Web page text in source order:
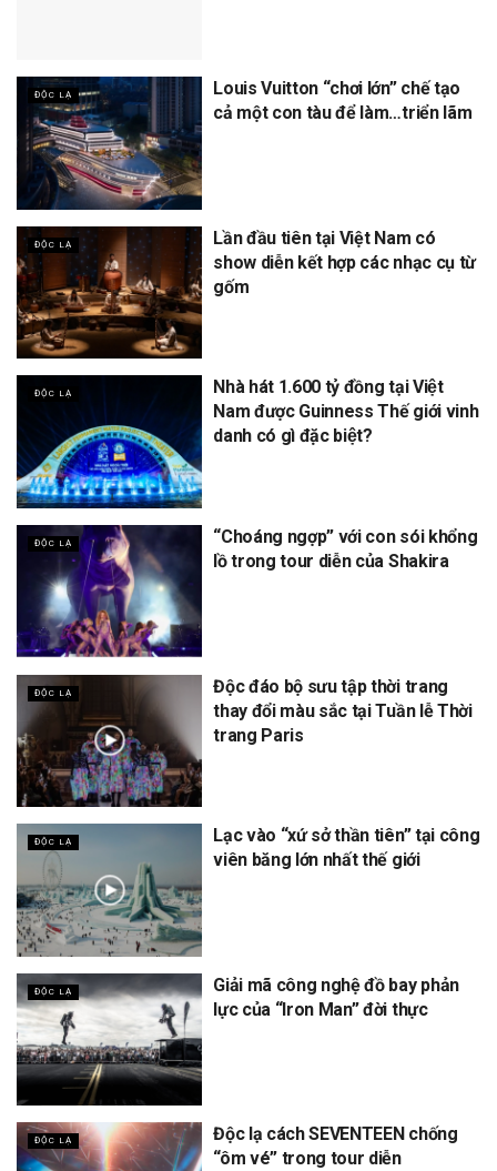
ĐỘC LẠ
Louis Vuitton “chơi lớn” chế tạo
cả một con tàu để làm…triển lãm
ĐỘC LẠ
Lần đầu tiên tại Việt Nam có
show diễn kết hợp các nhạc cụ từ
gốm
ĐỘC LẠ
Nhà hát 1.600 tỷ đồng tại Việt
Nam được Guinness Thế giới vinh
danh có gì đặc biệt?
ĐỘC LẠ
“Choáng ngợp” với con sói khổng
lồ trong tour diễn của Shakira
ĐỘC LẠ
Độc đáo bộ sưu tập thời trang
thay đổi màu sắc tại Tuần lễ Thời
trang Paris
ĐỘC LẠ
Lạc vào “xứ sở thần tiên” tại công
viên băng lớn nhất thế giới
ĐỘC LẠ
Giải mã công nghệ đồ bay phản
lực của “Iron Man” đời thực
ĐỘC LẠ
Độc lạ cách SEVENTEEN chống
“ôm vé” trong tour diễn